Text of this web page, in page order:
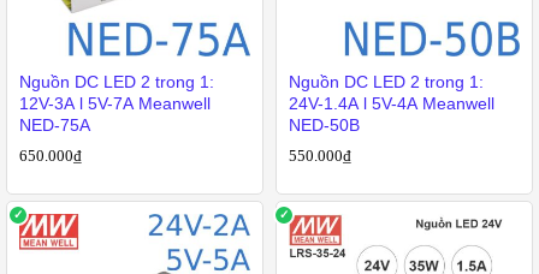
Nguồn DC LED 2 trong 1:
12V-3A l 5V-7A Meanwell
NED-75A
650.000₫
Nguồn DC LED 2 trong 1:
24V-1.4A l 5V-4A Meanwell
NED-50B
550.000₫